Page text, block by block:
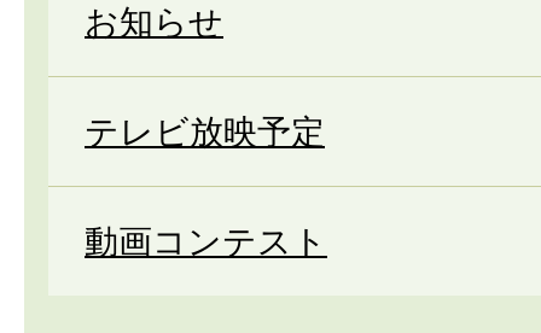
お知らせ
テレビ放映予定
動画コンテスト